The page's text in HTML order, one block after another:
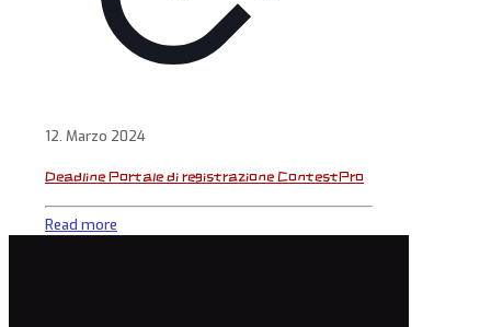
12. Marzo 2024
Deadline Portale di registrazione ContestPro
Read more